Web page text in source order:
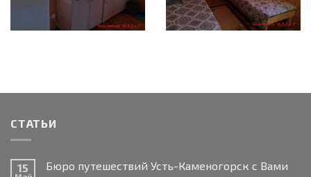
СТАТЬИ
15 Бюро путешествий Усть-Каменогорск с Вами